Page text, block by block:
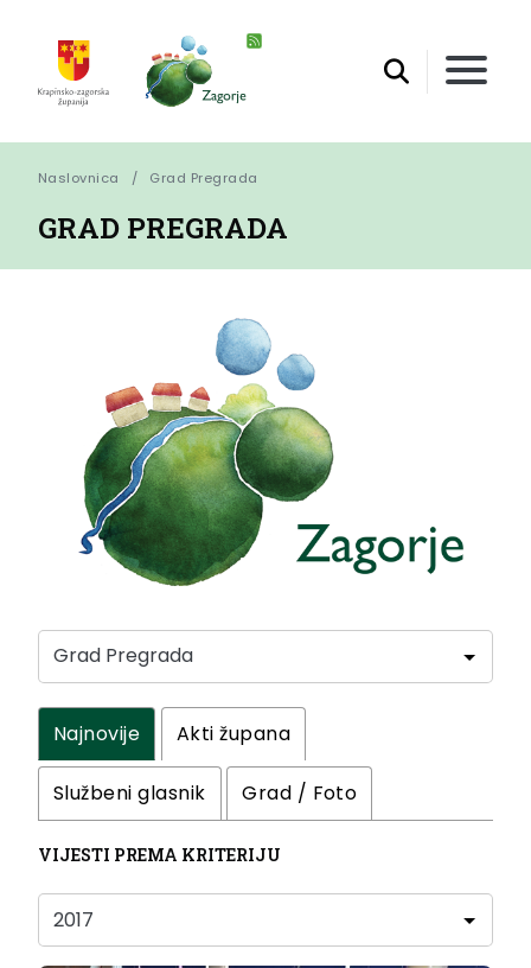
Naslovnica Grad Pregrada
GRAD PREGRADA
Najnovije Akti župana
Službeni glasnik Grad / Foto
VIJESTI PREMA KRITERIJU